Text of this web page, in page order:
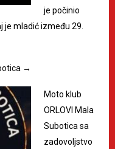
je počinio
je mladić između 29.
→
Moto klub
ORLOVI Mala
Subotica sa
zadovoljstvo